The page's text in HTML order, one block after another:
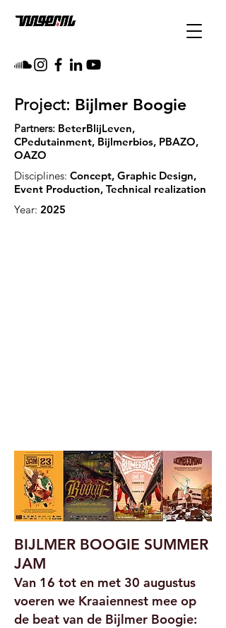
Project: Bijlmer Boogie
Partners: BeterBlijLeven,
CPedutainment, Bijlmerbios, PBAZO,
OAZO
Disciplines: Concept, Graphic Design,
Event Production, Technical realization
Year: 2025
BIJLMER BOOGIE SUMMER
JAM
Van 16 tot en met 30 augustus
voeren we Kraaiennest mee op
de beat van de Bijlmer Boogie: